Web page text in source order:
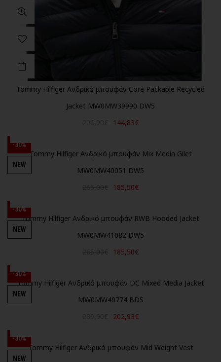
Tommy Hilfiger Ανδρικό μπουφάν Core Packable Recycled
Jacket MW0MW39990 DW5
144,83€
-30%
NEW
Tommy Hilfiger Ανδρικό μπουφάν Mix Media Gilet
MW0MW40051 DW5
185,50€
-30%
NEW
Tommy Hilfiger Ανδρικό μπουφάν RWB Hooded Jacket
MW0MW41082 DW5
185,50€
-30%
NEW
Tommy Hilfiger Ανδρικό μπουφάν DC Mixed Media Jacket
MW0MW40774 BDS
202,93€
-30%
NEW
Tommy Hilfiger Ανδρικό μπουφάν Mid Weight Vest